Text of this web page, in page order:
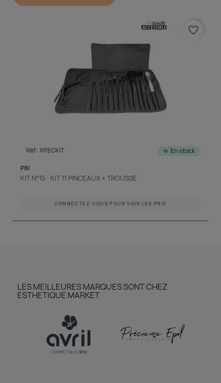
Réf: XPECKIT En stock
PBI
KIT N°15 : KIT 11 PINCEAUX + TROUSSE
CONNECTEZ-VOUS POUR VOIR LES PRIX
favorite_border
LES MEILLEURES MARQUES SONT CHEZ
ESTHETIQUE MARKET
découvrir notre boutique et laissez-nous vous